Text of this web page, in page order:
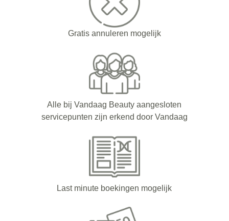
Gratis annuleren mogelijk
Alle bij Vandaag Beauty aangesloten
servicepunten zijn erkend door Vandaag
Last minute boekingen mogelijk